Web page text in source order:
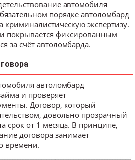
автомобиля
порядке автоломбард
экспертизу.
покрывается фиксированным
за счёт автоломбарда.
автоломбард
и проверяет
Договор, который
довольно прозрачный
срок от 1 месяца. В принципе,
договора занимает
времени.